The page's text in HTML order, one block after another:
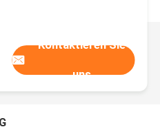
Kontaktieren Sie
uns